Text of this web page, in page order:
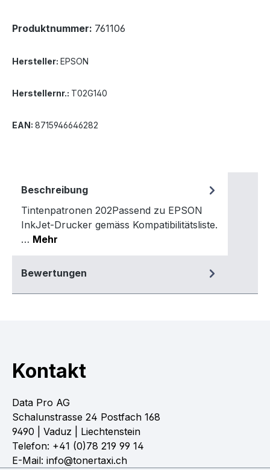
Produktnummer: 761106
Hersteller: EPSON
Herstellernr.: T02G140
EAN: 8715946646282
Beschreibung
Tintenpatronen 202Passend zu EPSON
InkJet-Drucker gemäss Kompatibilitätsliste.
… Mehr
Bewertungen
Kontakt
Data Pro AG
Schalunstrasse 24 Postfach 168
9490 | Vaduz | Liechtenstein
Telefon: +41 (0)78 219 99 14
E-Mail: info@tonertaxi.ch